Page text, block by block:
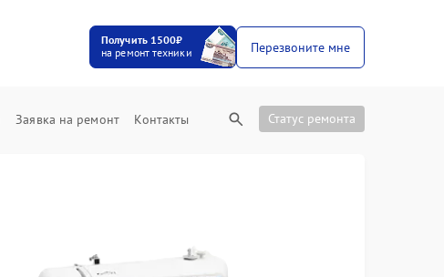
Получить 1500₽
на ремонт техники
Перезвоните мне
Заявка на ремонт Контакты Статус ремонта